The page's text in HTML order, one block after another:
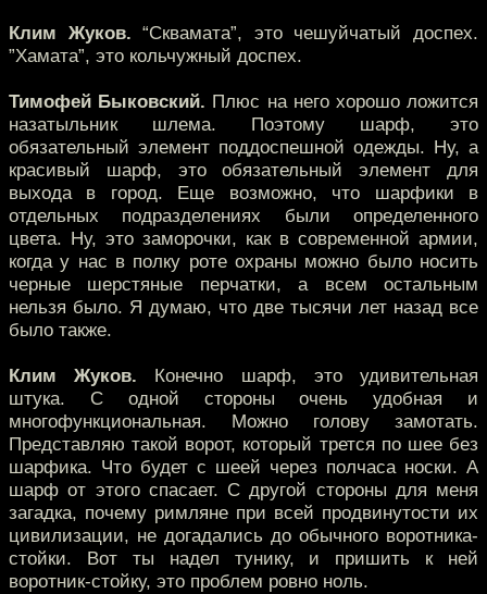
Клим Жуков. “Сквамата”, это чешуйчатый доспех.
”Хамата”, это кольчужный доспех.
Тимофей Быковский. Плюс на него хорошо ложится
назатыльник шлема. Поэтому шарф, это
обязательный элемент поддоспешной одежды. Ну, а
красивый шарф, это обязательный элемент для
выхода в город. Еще возможно, что шарфики в
отдельных подразделениях были определенного
цвета. Ну, это заморочки, как в современной армии,
когда у нас в полку роте охраны можно было носить
черные шерстяные перчатки, а всем остальным
нельзя было. Я думаю, что две тысячи лет назад все
было также.
Клим Жуков. Конечно шарф, это удивительная
штука. С одной стороны очень удобная и
многофункциональная. Можно голову замотать.
Представляю такой ворот, который трется по шее без
шарфика. Что будет с шеей через полчаса носки. А
шарф от этого спасает. С другой стороны для меня
загадка, почему римляне при всей продвинутости их
цивилизации, не догадались до обычного воротника-
стойки. Вот ты надел тунику, и пришить к ней
воротник-стойку, это проблем ровно ноль.